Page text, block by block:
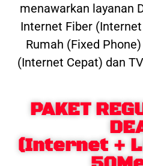
menawarkan layanan
Internet Fiber
Rumah (Fixed
(Internet Cepat) dan
PAKET
(Internet +